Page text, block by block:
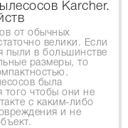
Karcher.
от обычных
велики. Если
пыли в большинстве
размеры, то
была
того чтобы они не
с каким-либо
и не